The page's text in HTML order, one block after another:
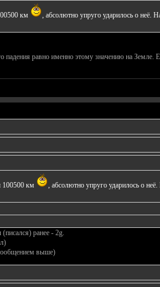
км
, абсолютно упруго ударилось о неё.
равно именно этому значению на Земле.
100500 км
, абсолютно упруго ударилось о неё.
(писался) ранее - 2g.
выше)